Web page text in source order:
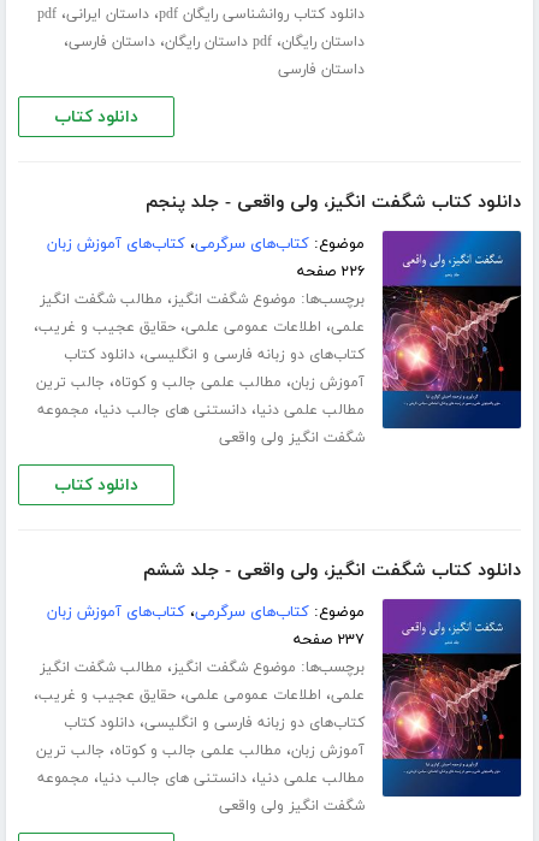
دانلود کتاب روانشناسی رایگان pdf ،داستان ایرانی،pdf
داستان رایگان،pdf داستان رایگان ،داستان فارسی،
داستان فارسی
دانلود کتاب
دانلود کتاب شگفت انگیز، ولی واقعی - جلد پنجم
موضوع:کتاب‌های سرگرمی،کتاب‌های آموزش زبان
۲۲۶ صفحه
برچسب‌ها: موضوع شگفت انگیز، مطالب شگفت انگیز
علمی، اطلاعات عمومی علمی،حقایق عجیب و غریب،
کتاب‌های دو زبانه فارسی و انگلیسی،دانلود کتاب
آموزش زبان، مطالب علمی جالب و کوتاه، جالب ترین
مطالب علمی دنیا،دانستنی های جالب دنیا، مجموعه
شگفت انگیز ولی واقعی
دانلود کتاب
دانلود کتاب شگفت انگیز، ولی واقعی - جلد ششم
موضوع:کتاب‌های سرگرمی،کتاب‌های آموزش زبان
۲۳۷ صفحه
برچسب‌ها: موضوع شگفت انگیز، مطالب شگفت انگیز
علمی، اطلاعات عمومی علمی،حقایق عجیب و غریب،
کتاب‌های دو زبانه فارسی و انگلیسی،دانلود کتاب
آموزش زبان، مطالب علمی جالب و کوتاه، جالب ترین
مطالب علمی دنیا،دانستنی های جالب دنیا، مجموعه
شگفت انگیز ولی واقعی